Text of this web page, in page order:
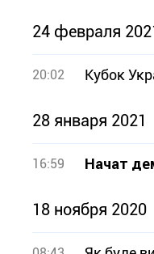
24 февраля
20:02 Кубок
28 января 2021
16:59 Начат
18 ноября 2020